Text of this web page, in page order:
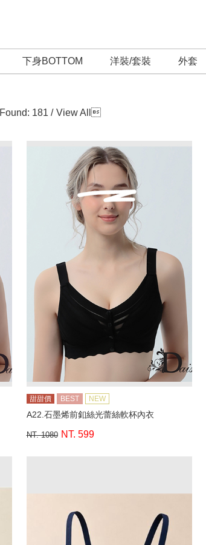
下身BOTTOM 洋裝/套裝 外套
Found: 181 / View All 
甜甜價 BEST NEW
A22.石墨烯前釦絲光蕾絲軟杯內衣
NT. 1080 NT. 599